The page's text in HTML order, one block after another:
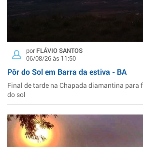
porFLÁVIO SANTOS
06/08/26 às 11:50
Pôr do Sol em Barra da estiva - BA
Final de tarde na Chapada diamantina para
do sol